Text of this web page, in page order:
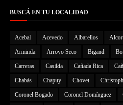
BUSCÁ EN TU LOCALIDAD
Acebal Acevedo Albarellos
Arminda Arroyo Seco Bigand
Carreras Casilda Cañada Rica
Chabás Chapuy Chovet
Coronel Bogado Coronel Domínguez